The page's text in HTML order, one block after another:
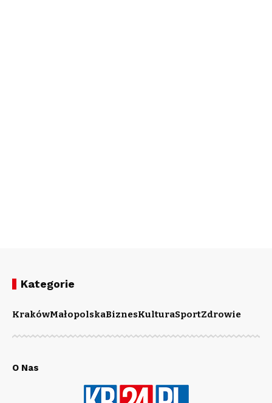
Kategorie
KrakówMałopolskaBiznesKulturaSportZdrowie
O Nas